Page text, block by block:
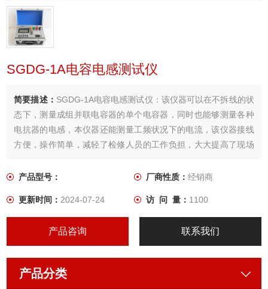
SGDG-1A电容电感测试仪
简要描述： SGDG-1A电容电感测试仪：该仪器可以在不拆线的状
态下，测量成组并联电容器的单个电容器，同时也能够测量各种
电抗器的电感，本仪器还能测量工频状况下的电流，该仪器接线
方便，操作简单，减轻了检修人员的工作负担，大大提高了现场
产品型号：
厂商性质： 经销商
更新时间：2024-07-24 访 问 量： 1100
产品咨询 联系我们
产品分类